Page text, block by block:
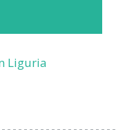
Liguria